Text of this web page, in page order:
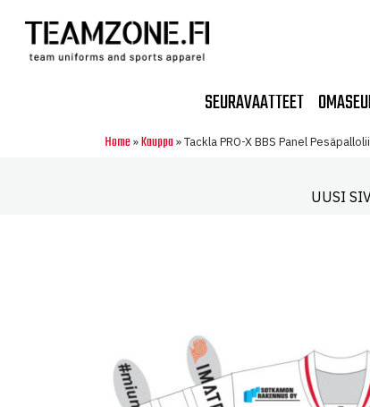
SEURAVAATTEET
Home»Kauppa»Tackla PRO-X BBS Panel
UUSI